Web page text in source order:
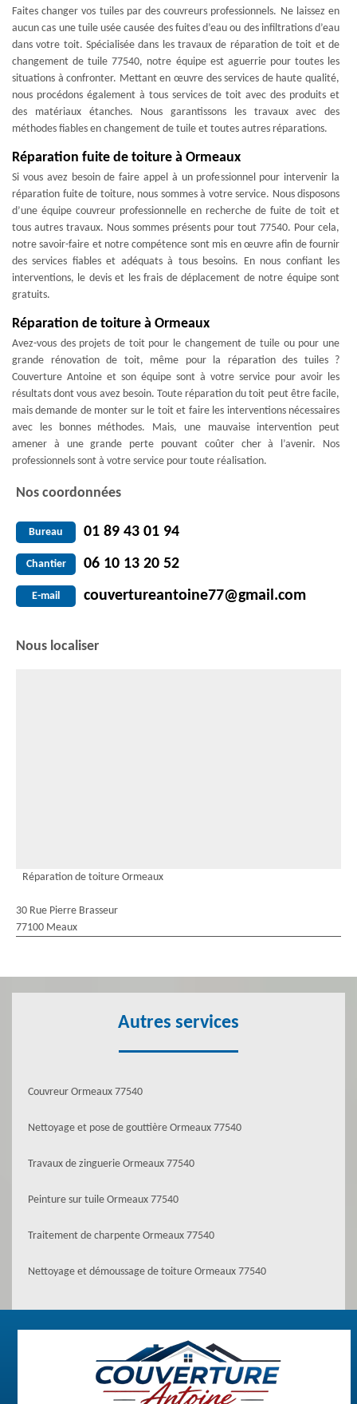
Faites changer vos tuiles par des couvreurs professionnels. Ne laissez en
aucun cas une tuile usée causée des fuites d’eau ou des infiltrations d’eau
dans votre toit. Spécialisée dans les travaux de réparation de toit et de
changement de tuile 77540, notre équipe est aguerrie pour toutes les
situations à confronter. Mettant en œuvre des services de haute qualité,
nous procédons également à tous services de toit avec des produits et
des matériaux étanches. Nous garantissons les travaux avec des
méthodes fiables en changement de tuile et toutes autres réparations.
Réparation fuite de toiture à Ormeaux
Si vous avez besoin de faire appel à un professionnel pour intervenir la
réparation fuite de toiture, nous sommes à votre service. Nous disposons
d’une équipe couvreur professionnelle en recherche de fuite de toit et
tous autres travaux. Nous sommes présents pour tout 77540. Pour cela,
notre savoir-faire et notre compétence sont mis en œuvre afin de fournir
des services fiables et adéquats à tous besoins. En nous confiant les
interventions, le devis et les frais de déplacement de notre équipe sont
gratuits.
Réparation de toiture à Ormeaux
Avez-vous des projets de toit pour le changement de tuile ou pour une
grande rénovation de toit, même pour la réparation des tuiles ?
Couverture Antoine et son équipe sont à votre service pour avoir les
résultats dont vous avez besoin. Toute réparation du toit peut être facile,
mais demande de monter sur le toit et faire les interventions nécessaires
avec les bonnes méthodes. Mais, une mauvaise intervention peut
amener à une grande perte pouvant coûter cher à l’avenir. Nos
professionnels sont à votre service pour toute réalisation.
Nos coordonnées
Bureau 01 89 43 01 94
Chantier 06 10 13 20 52
E-mail couvertureantoine77@gmail.com
Nous localiser
Réparation de toiture Ormeaux
30 Rue Pierre Brasseur
77100 Meaux
Autres services
Couvreur Ormeaux 77540
Nettoyage et pose de gouttière Ormeaux 77540
Travaux de zinguerie Ormeaux 77540
Peinture sur tuile Ormeaux 77540
Traitement de charpente Ormeaux 77540
Nettoyage et démoussage de toiture Ormeaux 77540